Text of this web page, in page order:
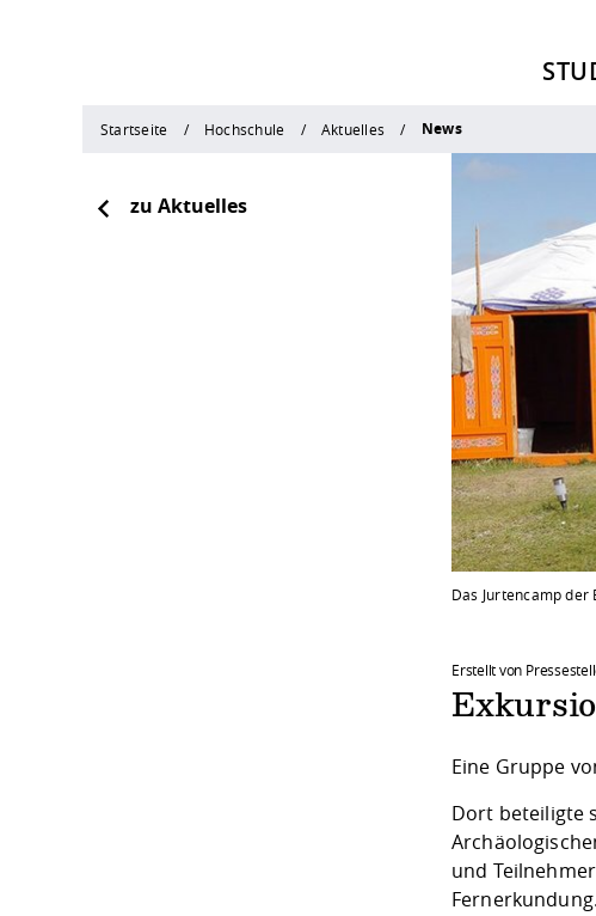
Startseite Hochschule Aktuelles News
zu Aktuelles
Das Jurtencamp der
Erstellt von
Eine Gruppe
Dort beteiligte
und
Fernerkundung.